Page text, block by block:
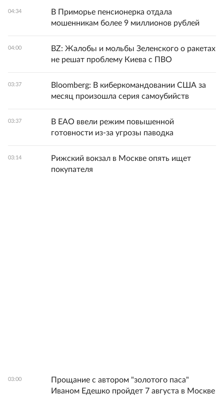
04:34
В Приморье пенсионерка отдала
мошенникам более 9 миллионов рублей
04:00
BZ: Жалобы и мольбы Зеленского о ракетах
не решат проблему Киева с ПВО
03:37
Bloomberg: В киберкомандовании США за
месяц произошла серия самоубийств
03:37
В ЕАО ввели режим повышенной
готовности из-за угрозы паводка
03:14
Рижский вокзал в Москве опять ищет
покупателя
03:00
Прощание с автором "золотого паса"
Иваном Едешко пройдет 7 августа в Москве